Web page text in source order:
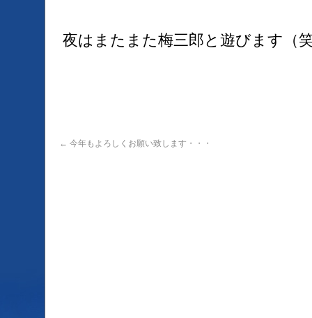
夜はまたまた梅三郎と遊びます（
← 今年もよろしくお願い致します・・・